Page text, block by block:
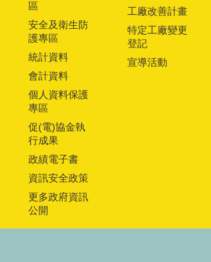
區
安全及衛生防
護專區
統計資料
會計資料
個人資料保護
專區
促(電)協金執
行成果
政績電子書
資訊安全政策
更多政府資訊
公開
工廠改善計畫
特定工廠變更
登記
宣導活動